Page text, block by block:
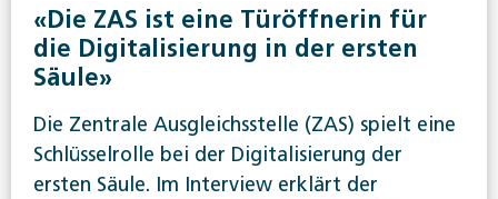
«Die ZAS ist eine Türöffnerin für
die Digitalisierung in der ersten
Säule»
Die Zentrale Ausgleichsstelle (ZAS) spielt eine
Schlüsselrolle bei der Digitalisierung der
ersten Säule. Im Interview erklärt der